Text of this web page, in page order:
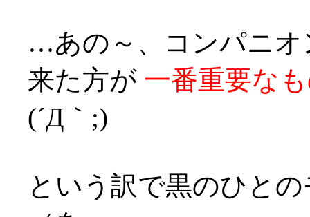
…あの～、コンパニオ
来た方が 一番重要な
(´Д｀;)
という訳で黒のひと